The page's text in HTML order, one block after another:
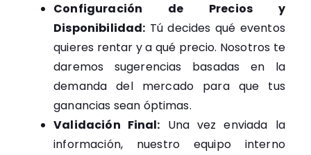
Configuración de Precios y
Disponibilidad: Tú decides qué eventos
quieres rentar y a qué precio. Nosotros te
daremos sugerencias basadas en la
demanda del mercado para que tus
ganancias sean óptimas.
Validación Final: Una vez enviada la
información, nuestro equipo interno